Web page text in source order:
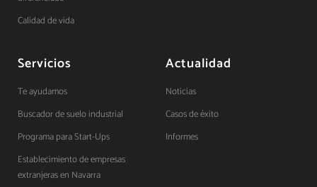
Calidad de vida
Servicios
Te ayudamos
Buscador de suelo industrial
Programa para Start-Ups
Establecimiento de empresas
extranjeras en Navarra
Actualidad
Noticias
Casos de éxito
Informes